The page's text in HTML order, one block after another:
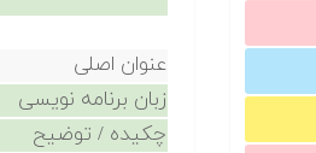
عنوان اصلی
زبان برنامه نویسی
چکیده / توضیح